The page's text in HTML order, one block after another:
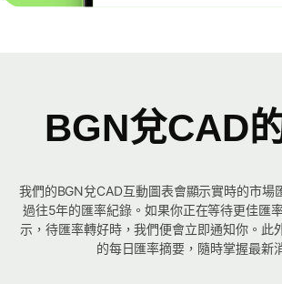
BGN兌CAD
我們的BGN兌CAD互動圖表會顯示實時的市場
過往5年的匯率紀錄。如果你正在等待更佳匯
示，待匯率轉好時，我們便會立即通知你。此
的每日匯率摘要，隨時掌握最新